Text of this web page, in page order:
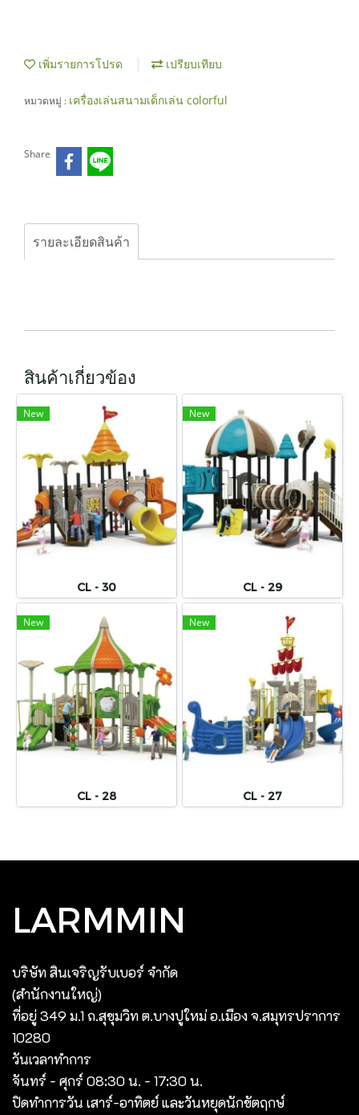
เพิ่มรายการโปรด เปรียบเทียบ
หมวดหมู่ : เครื่องเล่นสนามเด็กเล่น colorful
Share
รายละเอียดสินค้า
สินค้าเกี่ยวข้อง
New
CL - 30
New
CL - 29
New
CL - 28
New
CL - 27
LARMMIN
บริษัท สินเจริญรับเบอร์ จํากัด
(สํานักงานใหญ่)
ที่อยู่ 349 ม.1 ถ.สุขุมวิท ต.บางปูใหม่ อ.เมือง จ.สมุทรปราการ
10280
วันเวลาทำการ
จันทร์ - ศุกร์ 08:30 น. - 17:30 น.
ปิดทำการวัน เสาร์-อาทิตย์ และวันหยุดนักขัตฤกษ์